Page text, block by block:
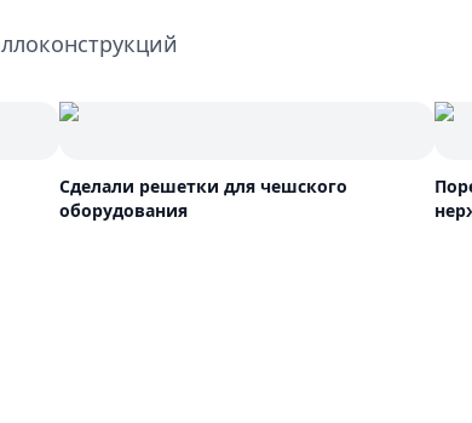
Сделали решетки для чешского
оборудования